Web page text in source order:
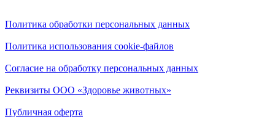
Политика обработки персональных данных
Политика использования cookie-файлов
Согласие на обработку персональных данных
Реквизиты ООО «Здоровье животных»
Публичная оферта